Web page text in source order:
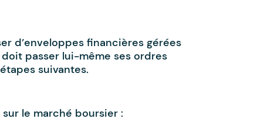
d’enveloppes financières gérées
passer lui-même ses ordres
suivantes.
le marché boursier :